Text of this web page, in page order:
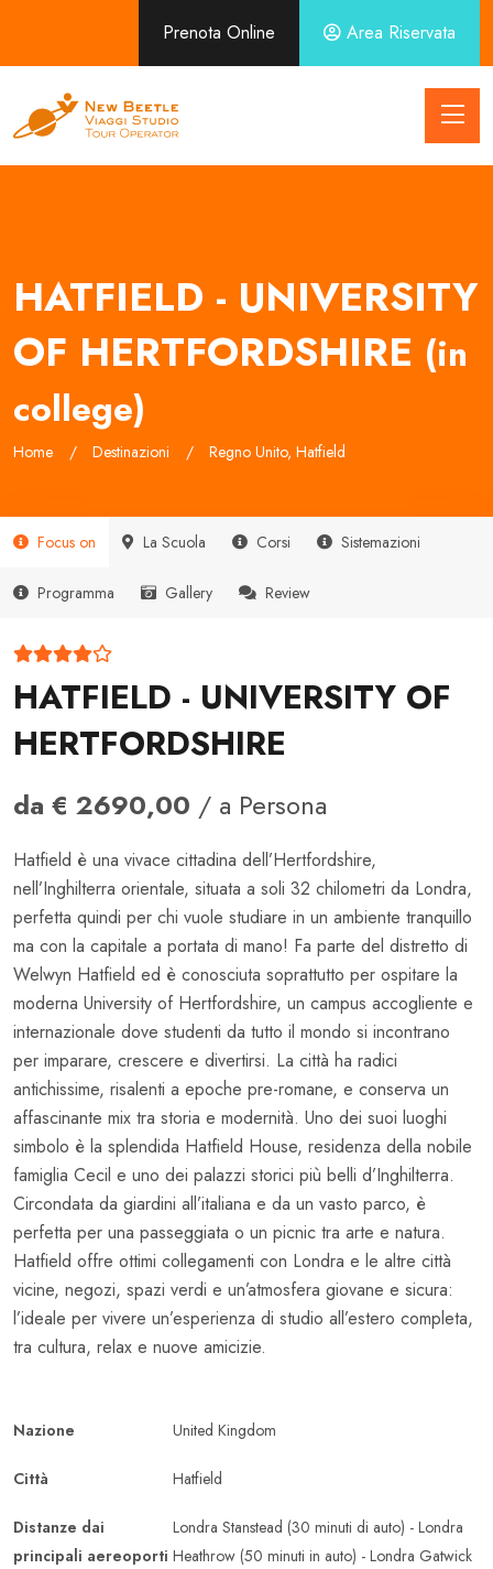
Prenota Online Area Riservata
HATFIELD - UNIVERSITY
OF HERTFORDSHIRE (in
college)
Home Destinazioni Regno Unito, Hatfield
Focus on La Scuola Corsi Sistemazioni
Programma Gallery Review
HATFIELD - UNIVERSITY OF
HERTFORDSHIRE
da € 2690,00 / a Persona
Hatfield è una vivace cittadina dell’Hertfordshire,
nell’Inghilterra orientale, situata a soli 32 chilometri da Londra,
perfetta quindi per chi vuole studiare in un ambiente tranquillo
ma con la capitale a portata di mano! Fa parte del distretto di
Welwyn Hatfield ed è conosciuta soprattutto per ospitare la
moderna University of Hertfordshire, un campus accogliente e
internazionale dove studenti da tutto il mondo si incontrano
per imparare, crescere e divertirsi. La città ha radici
antichissime, risalenti a epoche pre-romane, e conserva un
affascinante mix tra storia e modernità. Uno dei suoi luoghi
simbolo è la splendida Hatfield House, residenza della nobile
famiglia Cecil e uno dei palazzi storici più belli d’Inghilterra.
Circondata da giardini all’italiana e da un vasto parco, è
perfetta per una passeggiata o un picnic tra arte e natura.
Hatfield offre ottimi collegamenti con Londra e le altre città
vicine, negozi, spazi verdi e un’atmosfera giovane e sicura:
l’ideale per vivere un’esperienza di studio all’estero completa,
tra cultura, relax e nuove amicizie.
Nazione United Kingdom
Città Hatfield
Distanze dai
principali aereoporti
Londra Stanstead (30 minuti di auto) - Londra
Heathrow (50 minuti in auto) - Londra Gatwick